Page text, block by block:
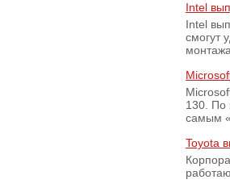
Intel
Intel
смогут
130. По
самым
Toyota